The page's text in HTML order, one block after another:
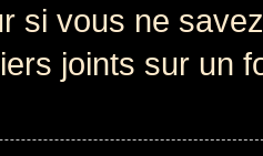
si vous ne
joints sur un